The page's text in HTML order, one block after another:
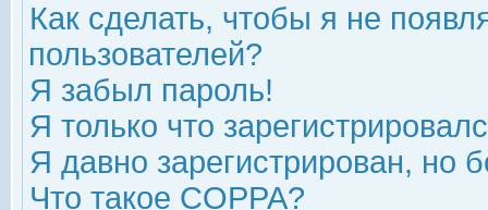
Как сделать, чтобы я не
пользователей?
Я забыл пароль!
Я только что
Я давно зарегистрирован, но
Что такое COPPA?